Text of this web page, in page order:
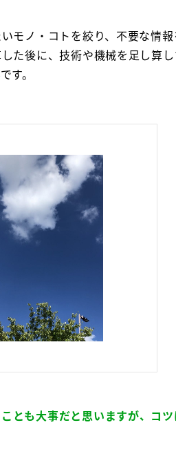
モノ・コトを絞り、不要な情
た後に、技術や機械を足し算
す。
とも大事だと思いますが、コツ